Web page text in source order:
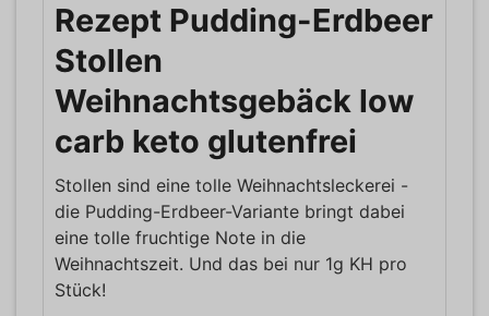
Rezept Pudding-Erdbeer
Stollen
Weihnachtsgebäck low
carb keto glutenfrei
Stollen sind eine tolle Weihnachtsleckerei -
die Pudding-Erdbeer-Variante bringt dabei
eine tolle fruchtige Note in die
Weihnachtszeit. Und das bei nur 1g KH pro
Stück!